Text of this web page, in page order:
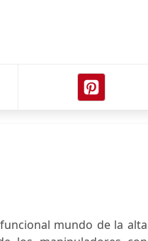
mundo de la alta